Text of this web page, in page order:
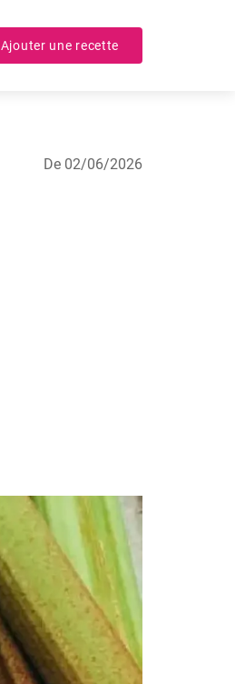
Ajouter une recette
De 02/06/2026